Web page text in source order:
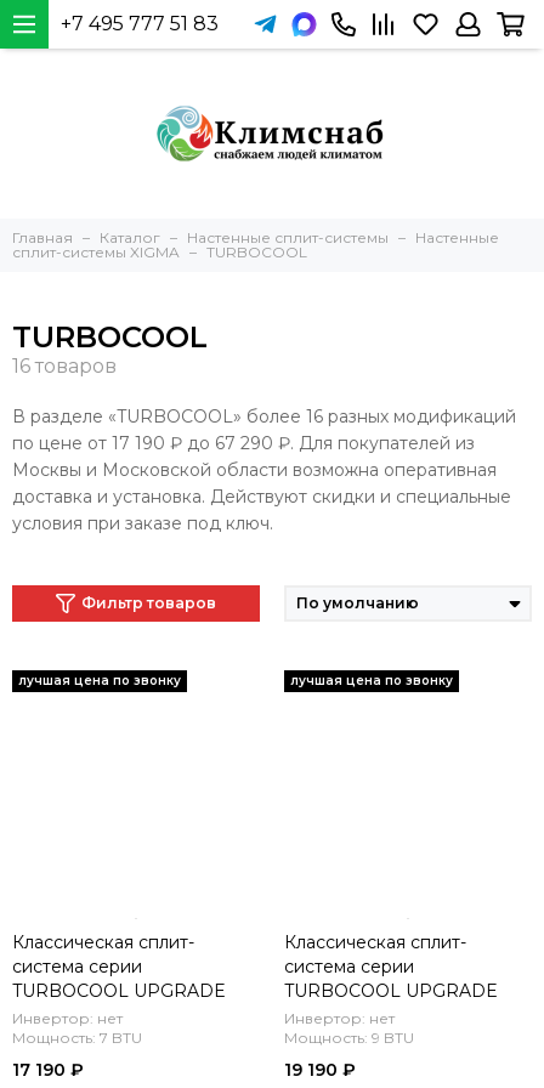
+7 495 777 51 83
Главная Каталог Настенные сплит-системы
Настенные
сплит-системы XIGMA
TURBOCOOL
TURBOCOOL
В разделе «TURBOCOOL» более 16 разных модификаций
по цене от 17 190 ₽ до 67 290 ₽. Для покупателей из
Москвы и Московской области возможна оперативная
доставка и установка. Действуют скидки и специальные
условия при заказе под ключ.
Фильтр товаров
Классическая сплит-
система серии
TURBOCOOL UPGRADE
2023 XG-TX21RHA
(комплект)
Инвертор: нет
Мощность: 7 BTU
17 190 ₽
Классическая сплит-
система серии
TURBOCOOL UPGRADE
2023 XG-TX27RHA
(комплект)
Инвертор: нет
Мощность: 9 BTU
19 190 ₽